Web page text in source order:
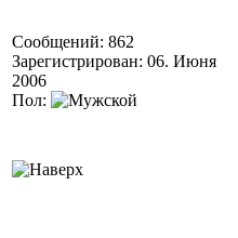
Сообщений: 862
Зарегистрирован: 06. Июня
2006
Пол: